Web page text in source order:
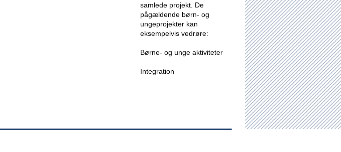
samlede projekt. De
pågældende børn- og
ungeprojekter kan
eksempelvis vedrøre:
Børne- og unge aktiviteter
Integration